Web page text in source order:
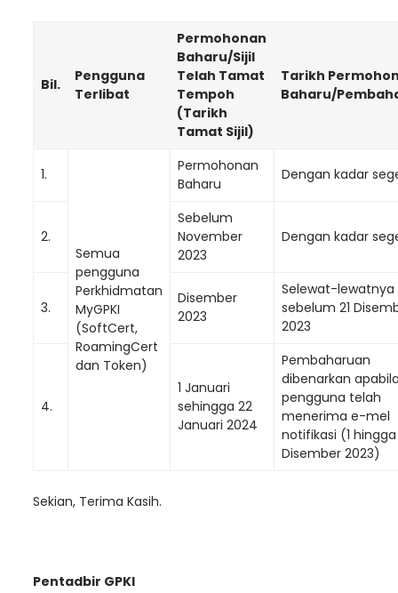
Bil.
Pengguna
Terlibat
Permohonan
Baharu/Sijil
Telah Tamat
Tempoh
(Tarikh
Tamat Sijil)
Tarikh
Baharu/
1.
Semua
pengguna
Perkhidmatan
MyGPKI
(SoftCert,
RoamingCert
dan Token)
Permohonan
Baharu
Dengan kadar
2.
Sebelum
November
2023
Dengan kadar
3.
Disember
2023
Selewat-lewatnya
sebelum 21
2023
4.
1 Januari
sehingga 22
Januari 2024
Pembaharuan
dibenarkan
pengguna telah
menerima e-mel
notifikasi (1
Disember 2023)
Sekian, Terima Kasih.
Pentadbir GPKI